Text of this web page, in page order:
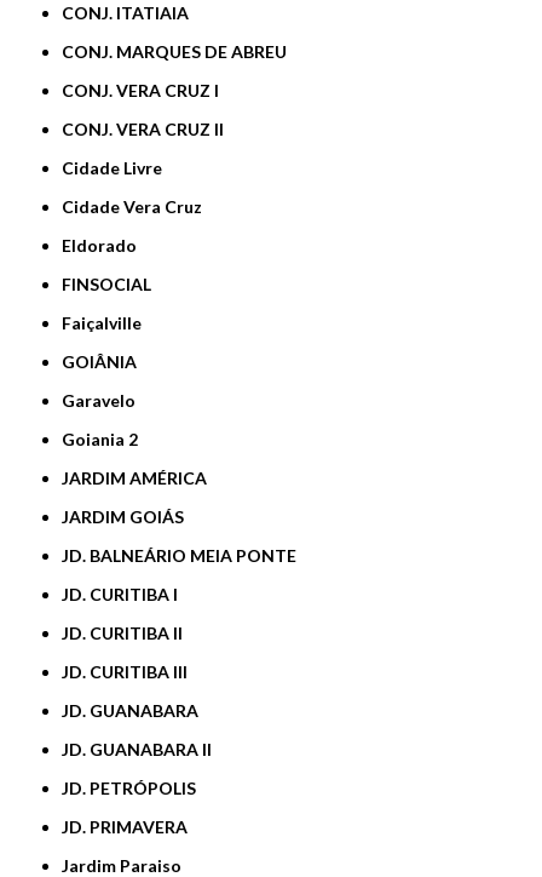
CONJ. ITATIAIA
CONJ. MARQUES DE ABREU
CONJ. VERA CRUZ I
CONJ. VERA CRUZ II
Cidade Livre
Cidade Vera Cruz
Eldorado
FINSOCIAL
Faiçalville
GOIÂNIA
Garavelo
Goiania 2
JARDIM AMÉRICA
JARDIM GOIÁS
JD. BALNEÁRIO MEIA PONTE
JD. CURITIBA I
JD. CURITIBA II
JD. CURITIBA III
JD. GUANABARA
JD. GUANABARA II
JD. PETRÓPOLIS
JD. PRIMAVERA
Jardim Paraiso